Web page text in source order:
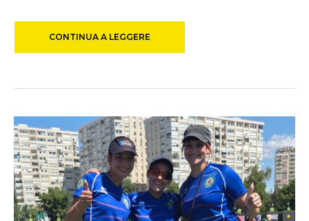
CONTINUA A LEGGERE